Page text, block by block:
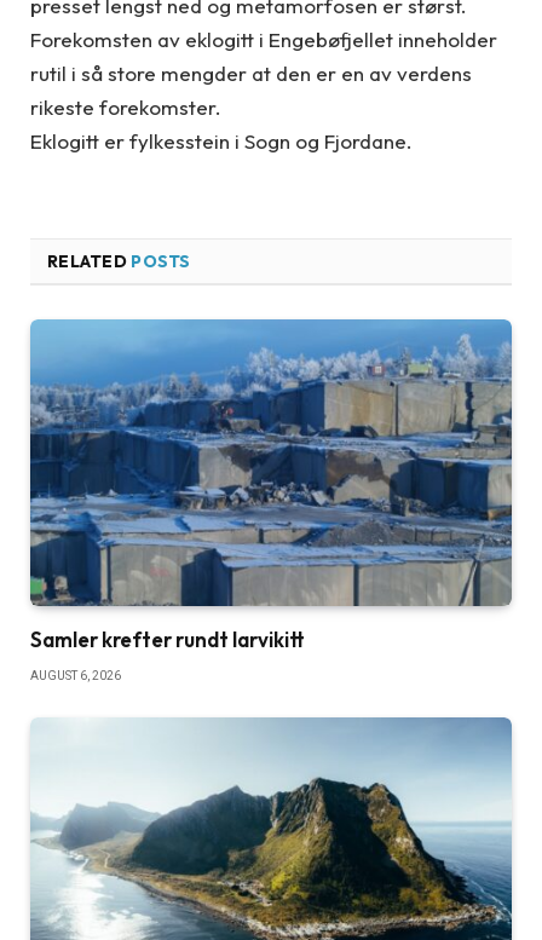
Forekomsten av eklogitt i Engebøfjellet inneholder
rutil i så store mengder at den er en av verdens
rikeste forekomster.
Eklogitt er fylkesstein i Sogn og Fjordane.
RELATED POSTS
Samler krefter rundt larvikitt
AUGUST 6, 2026